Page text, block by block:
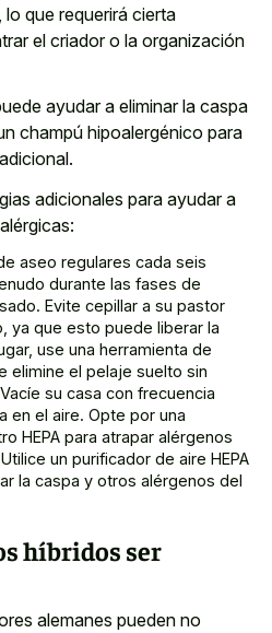
lo que requerirá cierta
el criador o la organización
ayudar a eliminar la caspa
champú hipoalergénico para
adicionales para ayudar a
aseo regulares cada seis
durante las fases de
Evite cepillar a su pastor
ya que esto puede liberar la
use una herramienta de
elimine el pelaje suelto sin
su casa con frecuencia
en el aire. Opte por una
HEPA para atrapar alérgenos
un purificador de aire HEPA
la caspa y otros alérgenos del
híbridos ser
alemanes pueden no